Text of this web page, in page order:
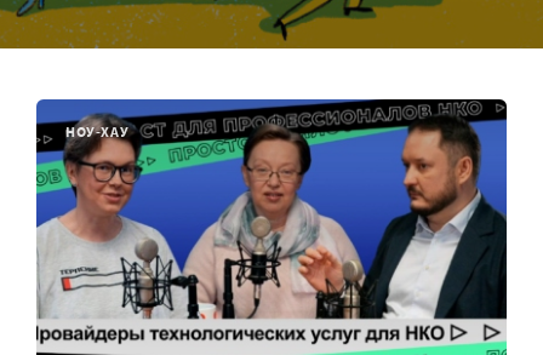
НОУ-ХАУ